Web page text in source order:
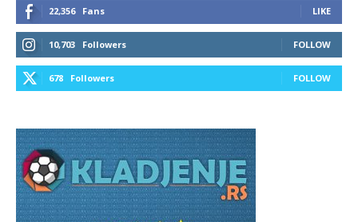
22,356 Fans LIKE
10,703 Followers FOLLOW
678 Followers FOLLOW